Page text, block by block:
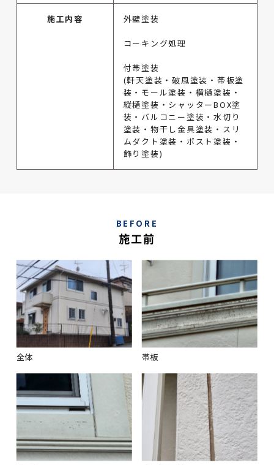
施工内容 外壁塗装
コーキング処理
付帯塗装
(軒天塗装・破風塗装・帯板塗
装・モール塗装・横樋塗装・
縦樋塗装・シャッターBOX塗
装・バルコニー塗装・水切り
塗装・物干し金具塗装・スリ
ムダクト塗装・ポスト塗装・
飾り塗装)
BEFORE
施工前
全体 帯板